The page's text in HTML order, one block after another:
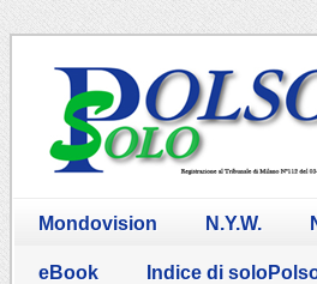
Mondovision N.Y.W.
eBook Indice di